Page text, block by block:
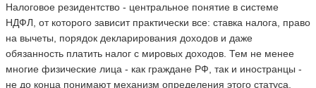
Налоговое резидентство - центральное понятие в системе
НДФЛ, от которого зависит практически все: ставка налога, право
на вычеты, порядок декларирования доходов и даже
обязанность платить налог с мировых доходов. Тем не менее
многие физические лица - как граждане РФ, так и иностранцы -
не до конца понимают механизм определения этого статуса.